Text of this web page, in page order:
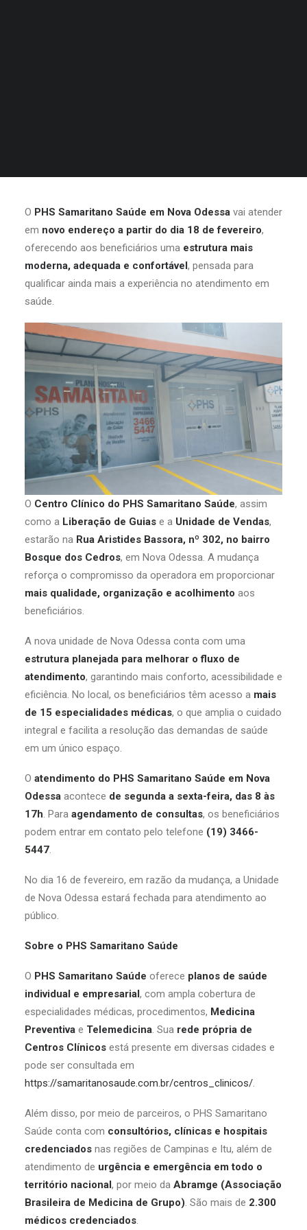
O PHS Samaritano Saúde em Nova Odessa vai atender
em novo endereço a partir do dia 18 de fevereiro,
oferecendo aos beneficiários uma estrutura mais
moderna, adequada e confortável, pensada para
qualificar ainda mais a experiência no atendimento em
saúde.
O Centro Clínico do PHS Samaritano Saúde, assim
como a Liberação de Guias e a Unidade de Vendas,
estarão na Rua Aristides Bassora, nº 302, no bairro
Bosque dos Cedros, em Nova Odessa. A mudança
reforça o compromisso da operadora em proporcionar
mais qualidade, organização e acolhimento aos
beneficiários.
A nova unidade de Nova Odessa conta com uma
estrutura planejada para melhorar o fluxo de
atendimento, garantindo mais conforto, acessibilidade e
eficiência. No local, os beneficiários têm acesso a mais
de 15 especialidades médicas, o que amplia o cuidado
integral e facilita a resolução das demandas de saúde
em um único espaço.
O atendimento do PHS Samaritano Saúde em Nova
Odessa acontece de segunda a sexta-feira, das 8 às
17h. Para agendamento de consultas, os beneficiários
podem entrar em contato pelo telefone (19) 3466-
5447.
No dia 16 de fevereiro, em razão da mudança, a Unidade
de Nova Odessa estará fechada para atendimento ao
público.
Sobre o PHS Samaritano Saúde
O PHS Samaritano Saúde oferece planos de saúde
individual e empresarial, com ampla cobertura de
especialidades médicas, procedimentos, Medicina
Preventiva e Telemedicina. Sua rede própria de
Centros Clínicos está presente em diversas cidades e
pode ser consultada em
https://samaritanosaude.com.br/centros_clinicos/.
Além disso, por meio de parceiros, o PHS Samaritano
Saúde conta com consultórios, clínicas e hospitais
credenciados nas regiões de Campinas e Itu, além de
atendimento de urgência e emergência em todo o
território nacional, por meio da Abramge (Associação
Brasileira de Medicina de Grupo). São mais de 2.300
médicos credenciados.